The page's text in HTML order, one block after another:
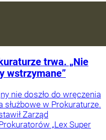
trwa. „Nie
wstrzymane”
nie doszło do wręczenia
w Prokuraturze.
Zarząd
„Lex Super